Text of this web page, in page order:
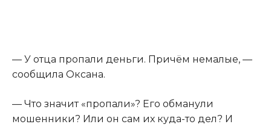
— У отца пропали деньги. Причём немалые, —
сообщила Оксана.
— Что значит «пропали»? Его обманули
мошенники? Или он сам их куда-то дел? И